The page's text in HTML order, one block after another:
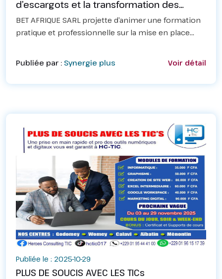
d’escargots et la transformation des
produits et dérivés d’escargots en
BET AFRIQUE SARL projette d’animer une formation
pratique et professionnelle sur la mise en place
produits et dérivés d’escargots en :–
Calcium&nbsp;– ⁠S...
Publiée par : Synergie plus Voir détail
Publiée le : 2025-10-29
PLUS DE SOUCIS AVEC LES TICs